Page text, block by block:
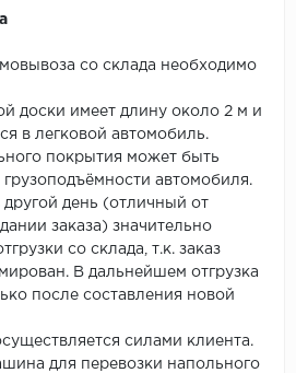
со склада необходимо
доски имеет длину около 2 м и
в легковой автомобиль.
покрытия может быть
автомобиля.
другой день (отличный от
заказа) значительно
со склада, т.к. заказ
В дальнейшем отгрузка
после составления новой
силами клиента.
для перевозки напольного